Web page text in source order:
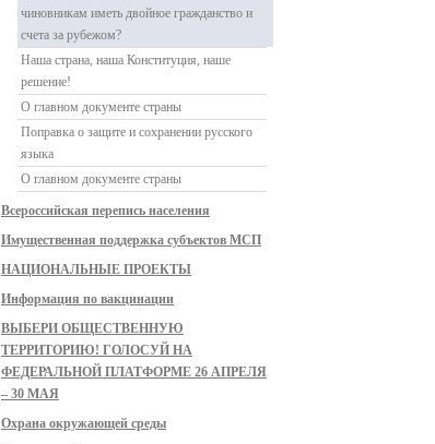
чиновникам иметь двойное гражданство и
счета за рубежом?
Наша страна, наша Конституция, наше
решение!
О главном документе страны
Поправка о защите и сохранении русского
языка
О главном документе страны
Всероссийская перепись населения
Имущественная поддержка субъектов МСП
НАЦИОНАЛЬНЫЕ ПРОЕКТЫ
Информация по вакцинации
ВЫБЕРИ ОБЩЕСТВЕННУЮ
ТЕРРИТОРИЮ! ГОЛОСУЙ НА
ФЕДЕРАЛЬНОЙ ПЛАТФОРМЕ 26 АПРЕЛЯ
– 30 МАЯ
Охрана окружающей среды